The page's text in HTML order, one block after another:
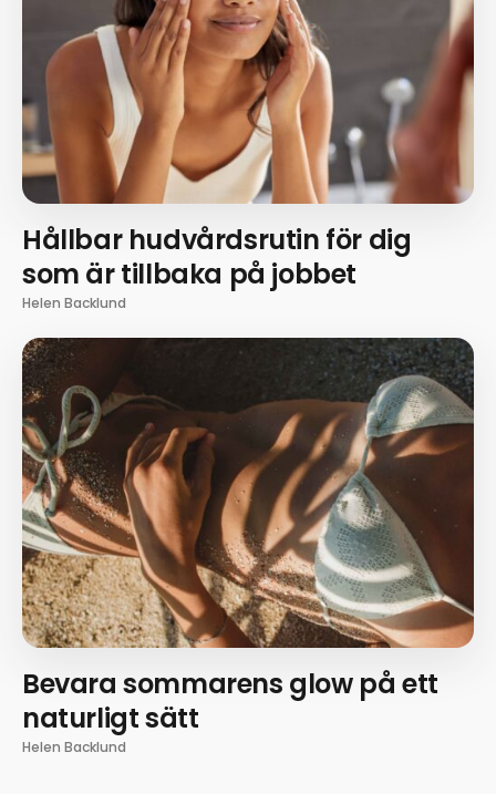
Hållbar hudvårdsrutin för dig
som är tillbaka på jobbet
Helen Backlund
Bevara sommarens glow på ett
naturligt sätt
Helen Backlund